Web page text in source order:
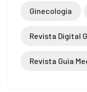
Ginecología
Revista Digital
Revista Guia